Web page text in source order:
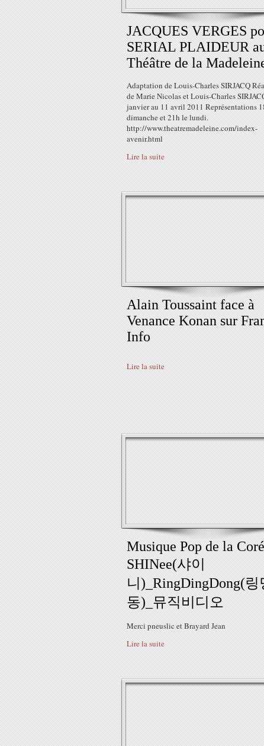
JACQUES VERGES
SERIAL PLAIDEUR
Théâtre de la
Adaptation de Louis-Charles SIRJACQ
de Marie Nicolas et Louis-Charles
janvier au 11 avril 2011 Représentations
dimanche et 21h le lundi.
http://www.theatremadeleine.com/index-
avenir.html
Lire la suite
Alain Toussaint face à
Venance Konan sur
Info
Lire la suite
Musique Pop de la
SHINee(샤이
니)_RingDingDong(링
동)_뮤직비디오
Merci pneuslic et Brayard Jean
Lire la suite